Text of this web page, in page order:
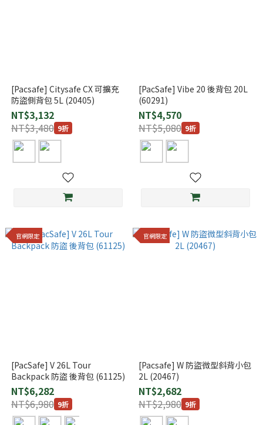
[Pacsafe] Citysafe CX 可擴充
防盜側背包 5L (20405)
NT$3,132
NT$3,480 9折
[PacSafe] Vibe 20 後背包 20L
(60291)
NT$4,570
NT$5,080 9折
官網限定
[PacSafe] V 26L Tour
Backpack 防盜 後背包 (61125)
NT$6,282
NT$6,980 9折
官網限定
[Pacsafe] W 防盜微型斜背小包
2L (20467)
NT$2,682
NT$2,980 9折